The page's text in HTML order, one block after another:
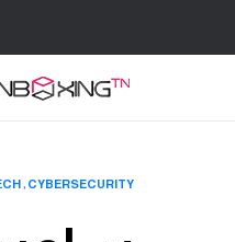
CYBERSECURITY